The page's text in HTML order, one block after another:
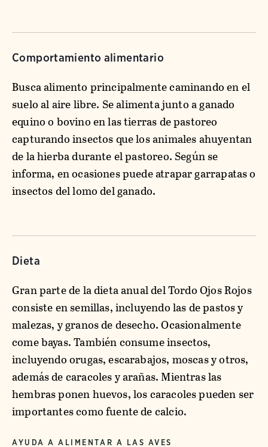
Comportamiento alimentario
Busca alimento principalmente caminando en el
suelo al aire libre. Se alimenta junto a ganado
equino o bovino en las tierras de pastoreo
capturando insectos que los animales ahuyentan
de la hierba durante el pastoreo. Según se
informa, en ocasiones puede atrapar garrapatas o
insectos del lomo del ganado.
Dieta
Gran parte de la dieta anual del Tordo Ojos Rojos
consiste en semillas, incluyendo las de pastos y
malezas, y granos de desecho. Ocasionalmente
come bayas. También consume insectos,
incluyendo orugas, escarabajos, moscas y otros,
además de caracoles y arañas. Mientras las
hembras ponen huevos, los caracoles pueden ser
importantes como fuente de calcio.
AYUDA A ALIMENTAR A LAS AVES